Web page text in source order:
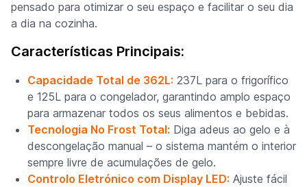
pensado para otimizar o seu espaço e facilitar o seu dia
a dia na cozinha.
Características Principais:
Capacidade Total de 362L: 237L para o frigorífico
e 125L para o congelador, garantindo amplo espaço
para armazenar todos os seus alimentos e bebidas.
Tecnologia No Frost Total: Diga adeus ao gelo e à
descongelação manual – o sistema mantém o interior
sempre livre de acumulações de gelo.
Controlo Eletrónico com Display LED: Ajuste fácil